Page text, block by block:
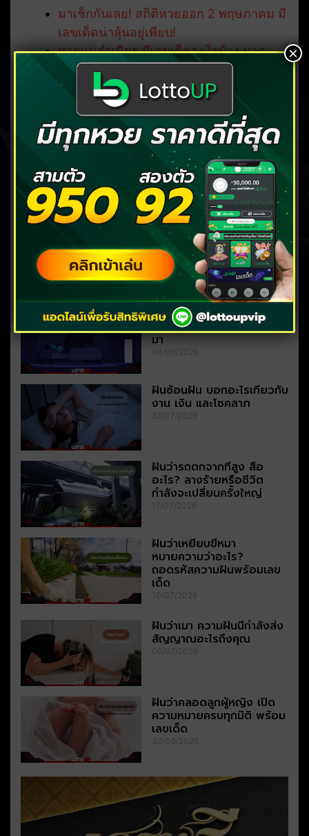
มาเช็กกันเลย! สถิติหวยออก 2 พฤษภาคม มี
เลขเด็ดน่าลุ้นอยู่เพียบ!
หวยแม่จำเนียร มีเลขเด็ดอะไรบ้าง มาดู
เลย!
คลิก แทงหวย บาทละ 90/900
( มีทุกหวย ตลอด 24 ชั่วโมง )
โพสต์ล่าสุด
ฝันว่าโดนผีหลอก หมายถึง
อะไร? ลางร้ายหรือโชคกำลัง
มา
04/08/2026
ฝันซ้อนฝัน บอกอะไรเกี่ยวกับ
งาน เงิน และโชคลาภ
27/07/2026
ฝันว่ารถตกจากที่สูง สื่อ
อะไร? ลางร้ายหรือชีวิต
กำลังจะเปลี่ยนครั้งใหญ่
17/07/2026
ฝันว่าเหยียบขี้หมา
หมายความว่าอะไร?
ถอดรหัสความฝันพร้อมเลข
เด็ด
10/07/2026
ฝันว่าเมา ความฝันนี้กำลังส่ง
สัญญาณอะไรถึงคุณ
06/07/2026
ฝันว่าคลอดลูกผู้หญิง เปิด
ความหมายครบทุกมิติ พร้อม
เลขเด็ด
30/06/2026
×